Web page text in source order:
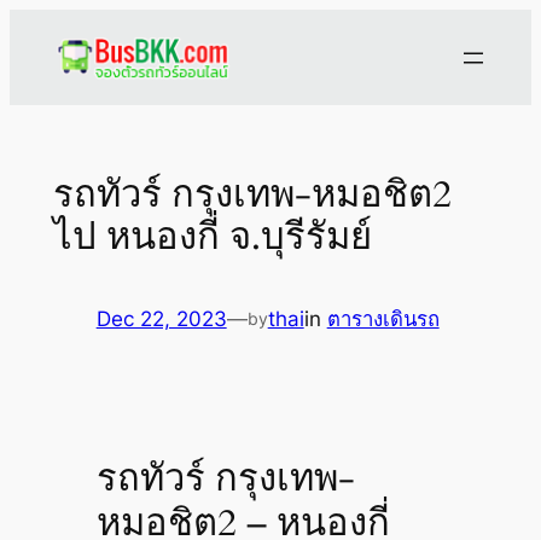
รถทัวร์ กรุงเทพ-หมอชิต2
ไป หนองกี่ จ.บุรีรัมย์
Dec 22, 2023—bythaiin ตารางเดินรถ
รถทัวร์ กรุงเทพ-
หมอชิต2 – หนองกี่